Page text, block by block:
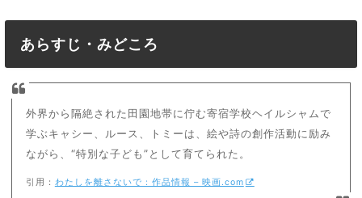
あらすじ・みどころ
外界から隔絶された田園地帯に佇む寄宿学校ヘイルシャムで
学ぶキャシー、ルース、トミーは、絵や詩の創作活動に励み
ながら、“特別な子ども”として育てられた。
引用： わたしを離さないで : 作品情報 – 映画.com